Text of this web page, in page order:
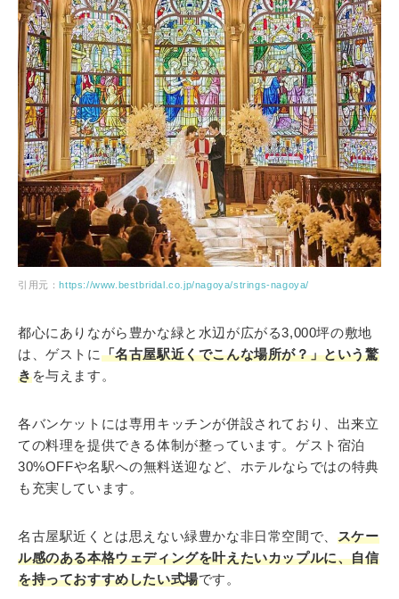
引用元： https://www.bestbridal.co.jp/nagoya/strings-nagoya/
都心にありながら豊かな緑と水辺が広がる3,000坪の敷地
は、ゲストに「名古屋駅近くでこんな場所が？」という驚
きを与えます。
各バンケットには専用キッチンが併設されており、出来立
ての料理を提供できる体制が整っています。ゲスト宿泊
30%OFFや名駅への無料送迎など、ホテルならではの特典
も充実しています。
名古屋駅近くとは思えない緑豊かな非日常空間で、 スケー
ル感のある本格ウェディングを叶えたいカップルに、自信
を持っておすすめしたい式場です。